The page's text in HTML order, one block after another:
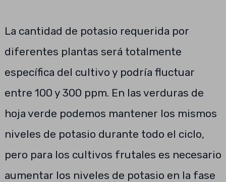
La cantidad de potasio requerida por
diferentes plantas será totalmente
específica del cultivo y podría fluctuar
entre 100 y 300 ppm. En las verduras de
hoja verde podemos mantener los mismos
niveles de potasio durante todo el ciclo,
pero para los cultivos frutales es necesario
aumentar los niveles de potasio en la fase